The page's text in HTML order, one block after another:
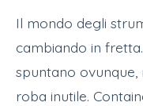
Il mondo degli
cambiando in
spuntano
roba inutile.